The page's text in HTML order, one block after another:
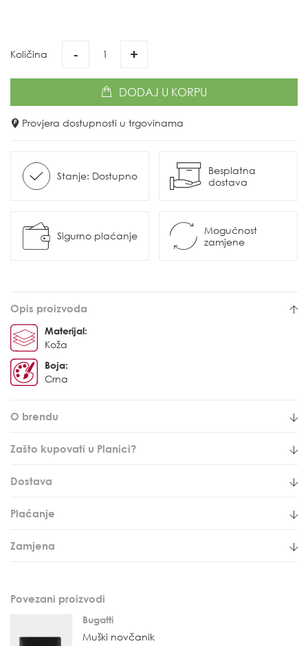
Količina - +
DODAJ U KORPU
Provjera dostupnosti u trgovinama
Stanje: Dostupno
Besplatna
dostava
Sigurno plaćanje
Mogućnost
zamjene
Opis proizvoda
Materijal:
Koža
Boja:
Crna
O brendu
Zašto kupovati u Planici?
Dostava
Plaćanje
Zamjena
Povezani proizvodi
Bugatti
Muški novčanik